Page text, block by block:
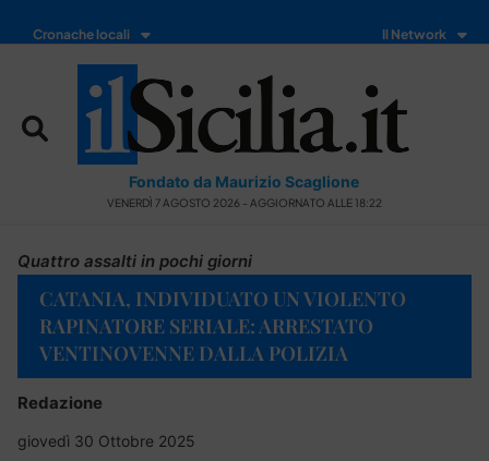
Cronache locali Il Network
Fondato da Maurizio Scaglione
VENERDÌ 7 AGOSTO 2026 - AGGIORNATO ALLE 18:22
Quattro assalti in pochi giorni
CATANIA, INDIVIDUATO UN VIOLENTO
RAPINATORE SERIALE: ARRESTATO
VENTINOVENNE DALLA POLIZIA
Redazione
giovedì 30 Ottobre 2025